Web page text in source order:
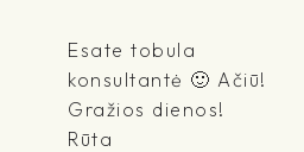
Esate tobula
konsultantė 🙂 Ačiū!
Gražios dienos!
Rūta